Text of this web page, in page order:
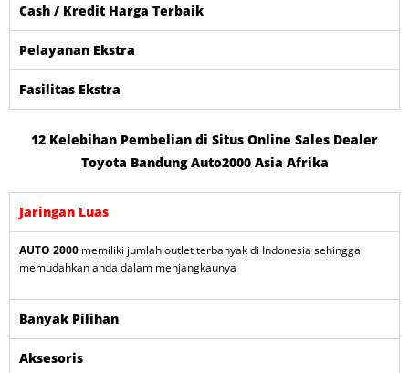
Cash / Kredit Harga Terbaik
Pelayanan Ekstra
Fasilitas Ekstra
12 Kelebihan Pembelian di Situs Online Sales Dealer
Toyota Bandung Auto2000 Asia Afrika
Jaringan Luas
AUTO 2000 memiliki jumlah outlet terbanyak di Indonesia sehingga
memudahkan anda dalam menjangkaunya
Banyak Pilihan
Aksesoris